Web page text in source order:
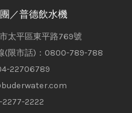
／普德飲水機
市太平區東平路769號
(限市話)：0800-789-788
22706789
2222